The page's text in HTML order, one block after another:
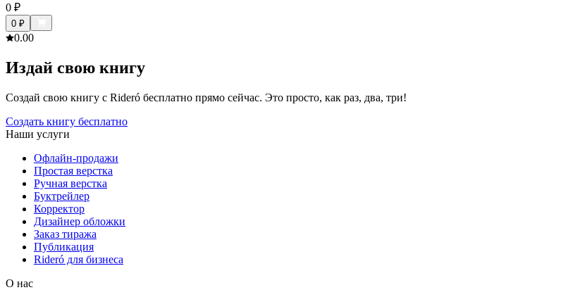
0 ₽
0 ₽
0.00
Издай свою книгу
Создай свою книгу с Rideró бесплатно прямо сейчас. Это просто, как раз, два, три!
Создать книгу бесплатно
Наши услуги
Офлайн-продажи
Простая верстка
Ручная верстка
Буктрейлер
Корректор
Дизайнер обложки
Заказ тиража
Публикация
Rideró для бизнеса
О нас